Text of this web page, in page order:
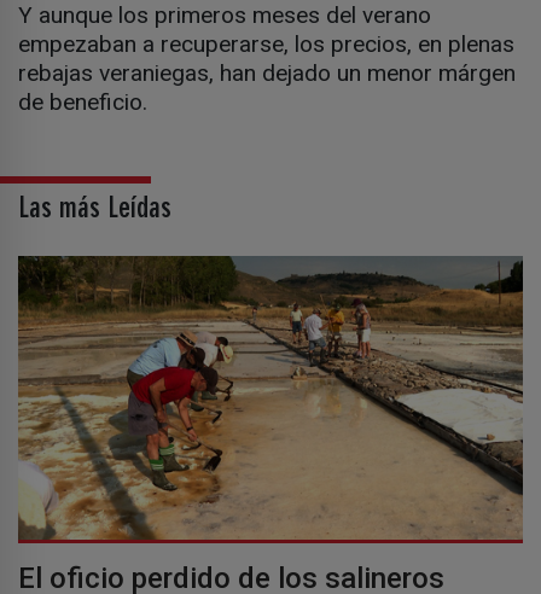
Y aunque los primeros meses del verano
empezaban a recuperarse, los precios, en plenas
rebajas veraniegas, han dejado un menor márgen
de beneficio.
Las más Leídas
El oficio perdido de los salineros